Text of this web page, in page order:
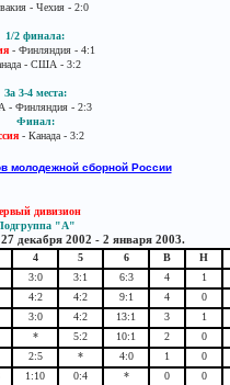
- Чехия - 2:0
1/2 финала:
- Финляндия - 4:1
- США - 3:2
За 3-4 места:
Финляндия - 2:3
Финал:
- Канада - 3:2
молодежной сборной России
дивизион
"А"
декабря 2002 - 2 января 2003.
4 5 6 В Н
3:0 3:1 6:3 4 1
4:2 4:2 9:1 4 0
3:0 4:2 13:1 3 1
* 5:2 10:1 2 0
2:5 * 4:0 1 0
1:10 0:4 * 0 0